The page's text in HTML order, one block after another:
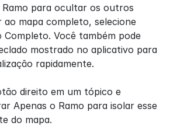
para ocultar os outros
ao mapa completo, selecione
Você também pode
mostrado no aplicativo para
rapidamente.
direito em um tópico e
Apenas o Ramo para isolar esse
do mapa.